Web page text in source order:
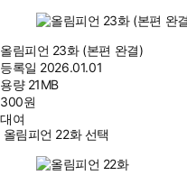
올림피언 23화 (본편 완결)
등록일 2026.01.01
용량 21MB
300원
대여
올림피언 22화 선택